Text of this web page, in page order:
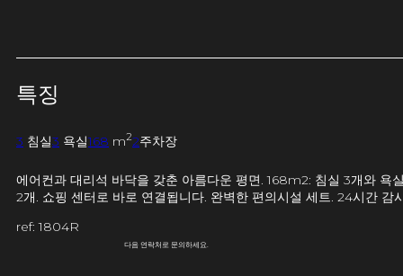
특징
3 침실3 욕실168 m22주차장
에어컨과 대리석 바닥을 갖춘 아름다운 평면. 168m2: 침실 3개와 욕
2개. 쇼핑 센터로 바로 연결됩니다. 완벽한 편의시설 세트. 24시간
ref: 1804R
다음 연락처로 문의하세요.